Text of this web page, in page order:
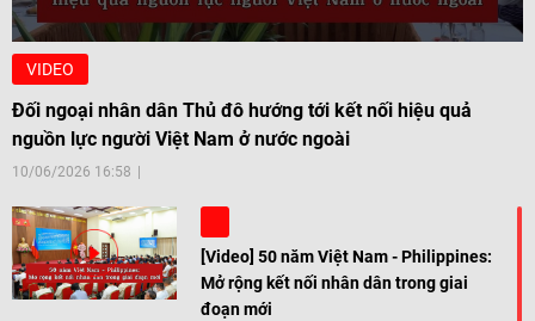
VIDEO
Đối ngoại nhân dân Thủ đô hướng tới kết nối hiệu quả
nguồn lực người Việt Nam ở nước ngoài
10/06/2026 16:58
[Video] 50 năm Việt Nam - Philippines:
Mở rộng kết nối nhân dân trong giai
đoạn mới